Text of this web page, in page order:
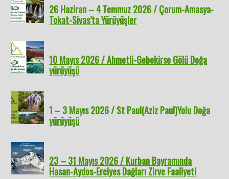
26 Haziran – 4 Temmuz 2026 / Çorum-Amasya-
Tokat-Sivas’ta Yürüyüşler
10 Mayıs 2026 / Ahmetli-Gebekirse Gölü Doğa
yürüyüşü
1 – 3 Mayıs 2026 / St Paul(Aziz Paul)Yolu Doğa
yürüyüşü
23 – 31 Mayıs 2026 / Kurban Bayramında
Hasan-Aydos-Erciyes Dağları Zirve Faaliyeti